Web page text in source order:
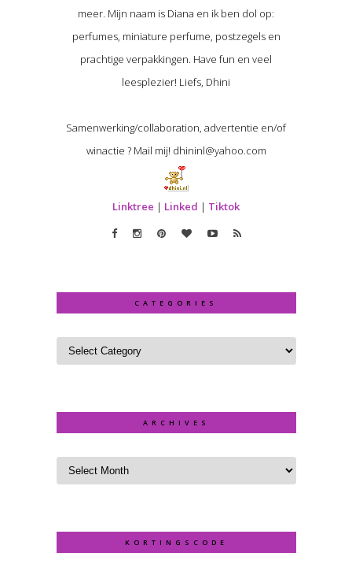
meer. Mijn naam is Diana en ik ben dol op:
perfumes, miniature perfume, postzegels en
prachtige verpakkingen. Have fun en veel
leesplezier! Liefs, Dhini
Samenwerking/collaboration, advertentie en/of
winactie ? Mail mij! dhininl@yahoo.com
Linktree | Linked | Tiktok
CATEGORIES
ARCHIVES
KORTINGSCODE